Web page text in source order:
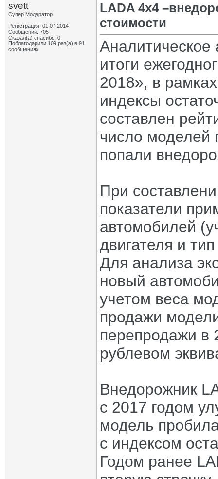
svett
Супер Модератор
Регистрация: 01.07.2014
Сообщений: 705
Сказал(а) спасибо: 0
Поблагодарили 109 раз(а) в 91
сообщениях
LADA 4x4
стоимости
итоги
2018», в
индексы
составлен
число моделей
попали
При
показатели
автомобилей
двигателя и
Для анализа
новый
учетом веса
продажи
перепродажи в
рублевом
Внедорожник
с 2017 годом
модель
с индексом
Годом ранее